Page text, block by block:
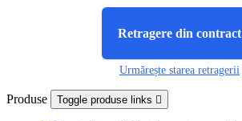
Retragere din contract
Urmărește starea retragerii
Produse Toggle produse links 